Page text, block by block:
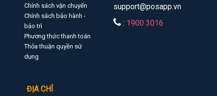
Chính sách vận chuyển
Chính sách bảo hành -
bảo trì
Phương thức thanh toán
Thỏa thuận quyền sử
dụng
support@posapp.vn
: 1900 3016
ĐỊA CHỈ